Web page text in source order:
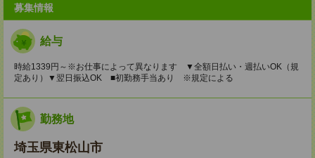
募集情報
給与
時給1339円～※お仕事によって異なります ▼全額日払い・週払いOK（規
定あり）▼翌日振込OK ■初勤務手当あり ※規定による
勤務地
埼玉県東松山市